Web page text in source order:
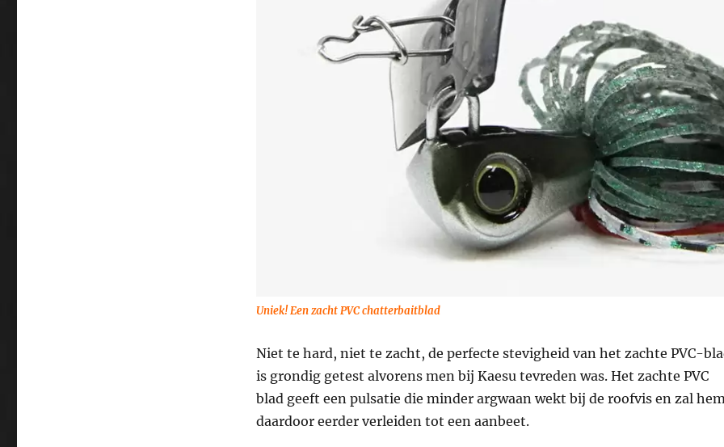
Uniek! Een zacht PVC chatterbaitblad
Niet te hard, niet te zacht, de perfecte stevigheid van het zachte PVC-
is grondig getest alvorens men bij Kaesu tevreden was. Het zachte PVC
blad geeft een pulsatie die minder argwaan wekt bij de roofvis en zal
daardoor eerder verleiden tot een aanbeet.